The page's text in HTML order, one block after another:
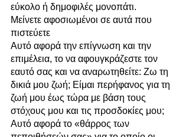
εύκολο ή δημοφιλές μονοπάτι.
Μείνετε αφοσιωμένοι σε αυτά που
πιστεύετε
Αυτό αφορά την επίγνωση και την
επιμέλεια, το να αφουγκράζεστε τον
εαυτό σας και να αναρωτηθείτε: Ζω τη
δικιά μου ζωή; Είμαι περήφανος για τη
ζωή μου έως τώρα με βάση τους
στόχους μου και τις προσδοκίες μου;
Αυτό αφορά το «θάρρος των